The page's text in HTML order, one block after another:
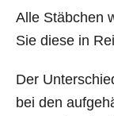
Alle Stäbchen
Sie diese in
Der
bei den